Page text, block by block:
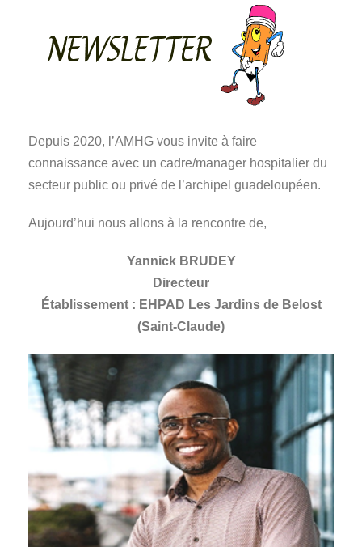
Depuis 2020, l’AMHG vous invite à faire
connaissance avec un cadre/manager hospitalier du
secteur public ou privé de l’archipel guadeloupéen.
Aujourd’hui nous allons à la rencontre de,
Yannick BRUDEY
Directeur
Établissement : EHPAD Les Jardins de Belost
(Saint-Claude)